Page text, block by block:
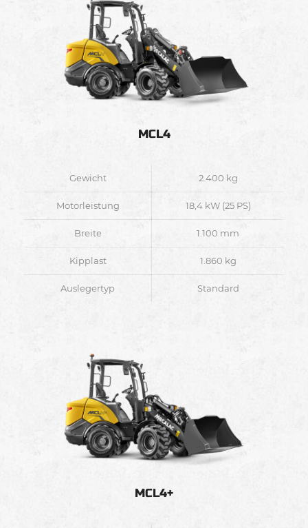
MCL4
Gewicht 2.400 kg
Motorleistung 18,4 kW (25 PS)
Breite 1.100 mm
Kipplast 1.860 kg
Auslegertyp Standard
MCL4+